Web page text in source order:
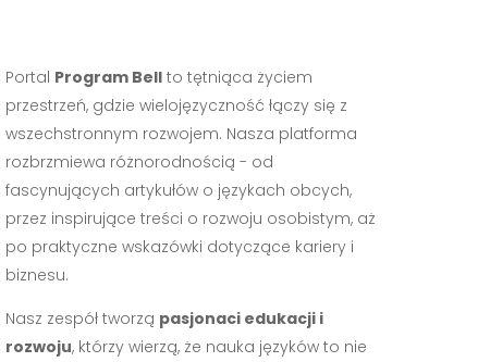
Portal Program Bellto tętniąca życiem
przestrzeń, gdzie wielojęzyczność łączy się z
wszechstronnym rozwojem. Nasza platforma
rozbrzmiewa różnorodnością - od
fascynujących artykułów o językach obcych,
przez inspirujące treści o rozwoju osobistym, aż
po praktyczne wskazówki dotyczące kariery i
biznesu.
Nasz zespół tworzą pasjonaci edukacji i
rozwoju, którzy wierzą, że nauka języków to nie